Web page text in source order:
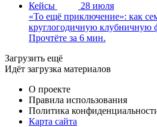
Кейсы
28 июля
«То ещё приключение»: как
круглогодичную клубничную
Прочтёте за 6 мин.
Загрузить ещё
Идёт загрузка материалов
О проекте
Правила использования
Политика
Карта сайта